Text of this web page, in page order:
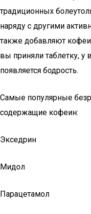
традиционных
наряду с другими
также добавляют
вы приняли таблетку, у
появляется бодрость.
Самые популярные
содержащие кофеин:
Экседрин
Мидол
Парацетамол